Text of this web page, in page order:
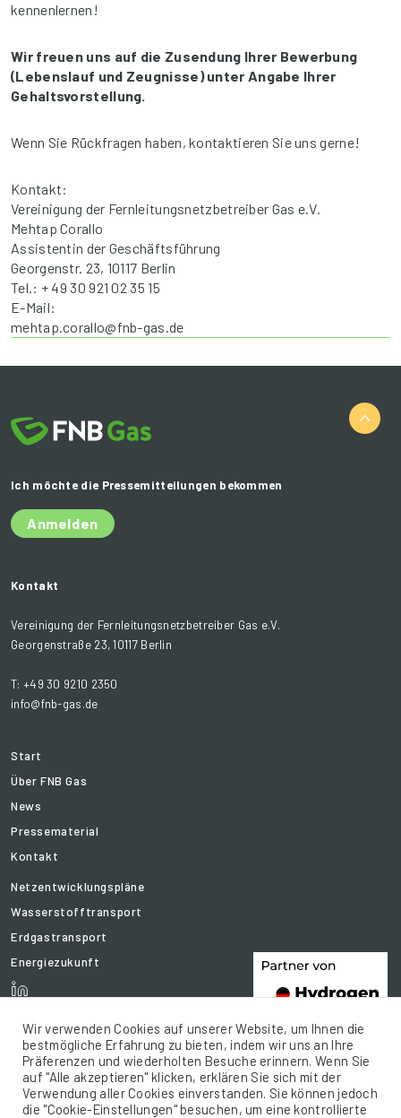
kennenlernen!
Wir freuen uns auf die Zusendung Ihrer Bewerbung
(Lebenslauf und Zeugnisse) unter Angabe Ihrer
Gehaltsvorstellung.
Wenn Sie Rückfragen haben, kontaktieren Sie uns gerne!
Kontakt:
Vereinigung der Fernleitungsnetzbetreiber Gas e.V.
Mehtap Corallo
Assistentin der Geschäftsführung
Georgenstr. 23, 10117 Berlin
Tel.: + 49 30 921 02 35 15
E-Mail:
mehtap.corallo@fnb-gas.de
Ich möchte die Pressemitteilungen bekommen
Anmelden
Kontakt
Vereinigung der Fernleitungsnetzbetreiber Gas e.V.
Georgenstraße 23, 10117 Berlin
T: +49 30 9210 2350
info@fnb-gas.de
Start
Über FNB Gas
News
Pressematerial
Kontakt
Netzentwicklungspläne
Wasserstofftransport
Erdgastransport
Energiezukunft
Wir verwenden Cookies auf unserer Website, um Ihnen die
bestmögliche Erfahrung zu bieten, indem wir uns an Ihre
Präferenzen und wiederholten Besuche erinnern. Wenn Sie
auf "Alle akzeptieren" klicken, erklären Sie sich mit der
Verwendung aller Cookies einverstanden. Sie können jedoch
die "Cookie-Einstellungen" besuchen, um eine kontrollierte